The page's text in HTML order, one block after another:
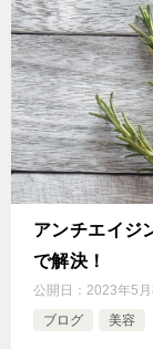
アンチエイジ
で解決！
公開日： 2023年5月
ブログ
美容